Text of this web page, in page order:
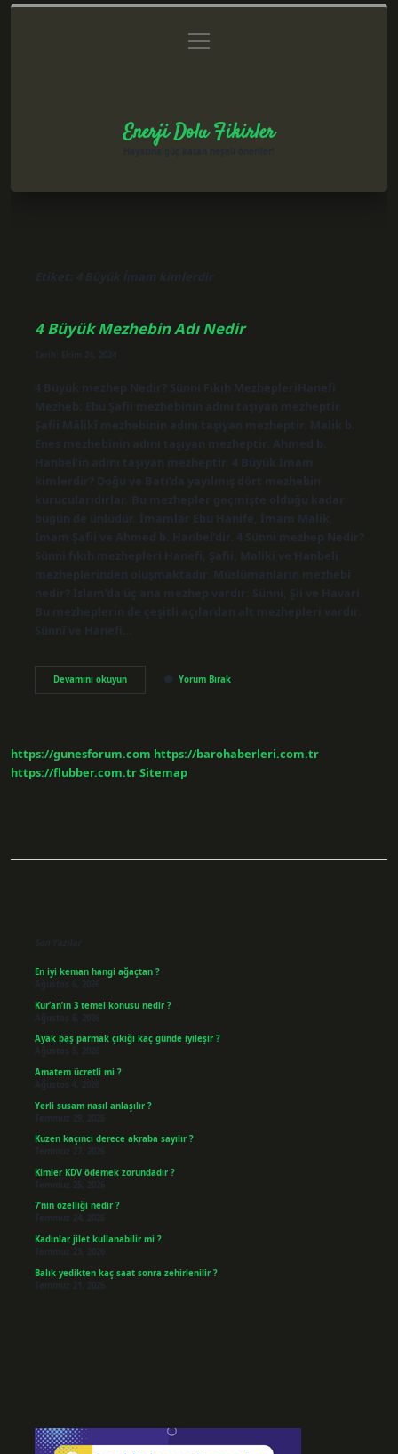
Gizlilik Politikası
menüyü
aç
Enerji Dolu Fikirler
Etiket: 4 Büyük İmam kimlerdir
4 Büyük Mezhebin Adı Nedir
Tarih: Ekim 24, 2024
4 Büyük mezhep Nedir? Sünni Fıkıh MezhepleriHanefi
Mezheb; Ebu Şafii mezhebinin adını taşıyan mezheptir.
Şafii Mâlikî mezhebinin adını taşıyan mezheptir. Malik b.
Enes mezhebinin adını taşıyan mezheptir. Ahmed b.
Hanbel’in adını taşıyan mezheptir. 4 Büyük İmam
kimlerdir? Doğu ve Batı’da yayılmış dört mezhebin
kurucularıdırlar. Bu mezhepler geçmişte olduğu kadar
bugün de ünlüdür. İmamlar Ebu Hanife, İmam Malik,
İmam Şafii ve Ahmed b. Hanbel’dir. 4 Sünni mezhep Nedir?
Sünni fıkıh mezhepleri Hanefi, Şafii, Maliki ve Hanbeli
mezheplerinden oluşmaktadır. Müslümanların mezhebi
nedir? İslam’da üç ana mezhep vardır: Sünni, Şii ve Havari.
Bu mezheplerin de çeşitli açılardan alt mezhepleri vardır.
Sünnî ve Hanefi…
Devamını okuyun4
Büyük
Yorum Bırak
https://gunesforum.com https://barohaberleri.com.tr
https://flubber.com.trSitemap
Son Yazılar
En iyi keman hangi ağaçtan ?
Ağustos 6, 2026
Kur’an’ın 3 temel konusu nedir ?
Ağustos 6, 2026
Ayak baş parmak çıkığı kaç günde iyileşir ?
Ağustos 5, 2026
Amatem ücretli mi ?
Ağustos 4, 2026
Yerli susam nasıl anlaşılır ?
Temmuz 29, 2026
Kuzen kaçıncı derece akraba sayılır ?
Temmuz 27, 2026
Kimler KDV ödemek zorundadır ?
Temmuz 25, 2026
7’nin özelliği nedir ?
Temmuz 24, 2026
Kadınlar jilet kullanabilir mi ?
Temmuz 23, 2026
Balık yedikten kaç saat sonra zehirlenilir ?
Temmuz 21, 2026